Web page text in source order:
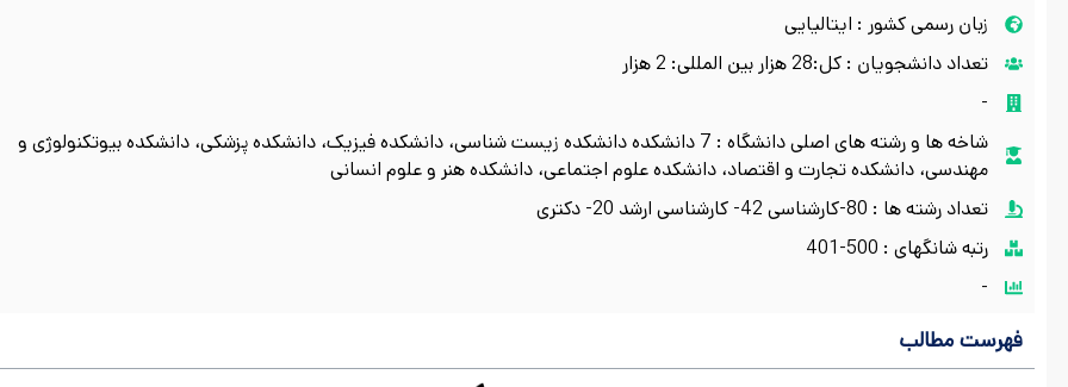
زبان رسمی کشور : ایتالیایی
تعداد دانشجویان : کل:28 هزار بین المللی: 2 هزار
-
شاخه ها و رشته های اصلی دانشگاه : 7 دانشکده دانشکده زیست شناسی، دانشکده فیزیک، دانشکده پزشکی، دانشکده بیوتکنولوژی و
مهندسی، دانشکده تجارت و اقتصاد، دانشکده علوم اجتماعی، دانشکده هنر و علوم انسانی
تعداد رشته ها : 80-کارشناسی 42- کارشناسی ارشد 20- دکتری
رتبه شانگهای : 500-401
-
فهرست مطالب